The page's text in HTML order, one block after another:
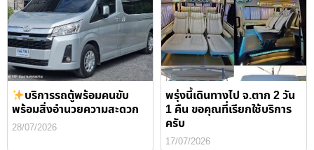
บริการรถตู้พร้อมคนขับ
พร้อมสิ่งอำนวยความสะดวก
28/07/2026
พรุ่งนี้เดินทางไป จ.ตาก 2 วัน
1 คืน ขอคุณที่เรียกใช้บริการ
ครับ
17/07/2026